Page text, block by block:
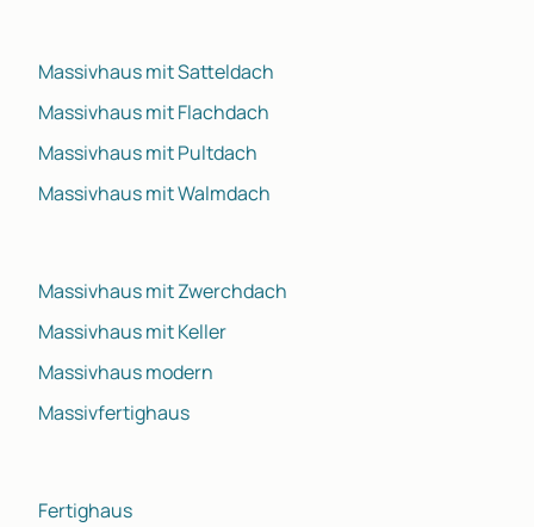
Massivhaus mit Satteldach
Massivhaus mit Flachdach
Massivhaus mit Pultdach
Massivhaus mit Walmdach
Massivhaus mit Zwerchdach
Massivhaus mit Keller
Massivhaus modern
Massivfertighaus
Fertighaus